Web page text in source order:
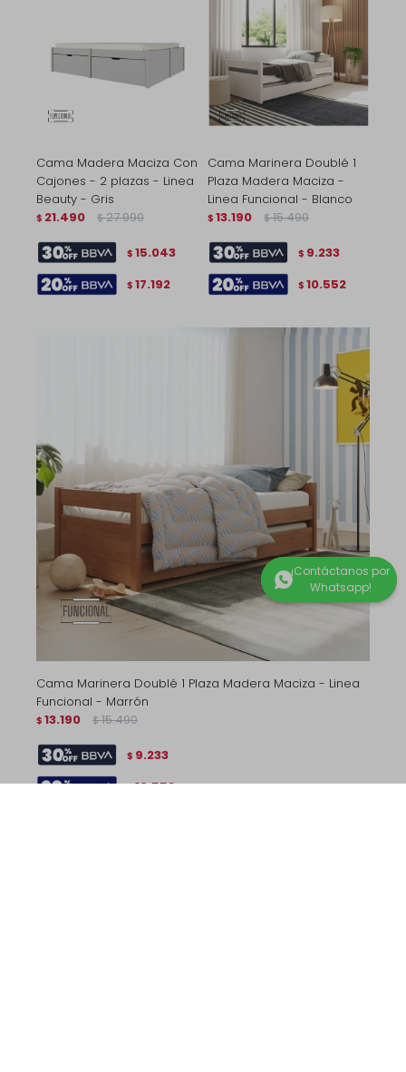
Cama Madera Maciza Con
Cajones - 2 plazas - Linea
Beauty - Gris
$ 21.490 $ 27.990
$ 15.043
$ 17.192
Cama Marinera Doublé 1
Plaza Madera Maciza -
Linea Funcional - Blanco
$ 13.190 $ 15.490
$ 9.233
$ 10.552
Cama Marinera Doublé 1 Plaza Madera Maciza - Linea
Funcional - Marrón
$ 13.190 $ 15.490
$ 9.233
$10.552